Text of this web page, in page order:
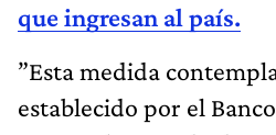
que ingresan al país.
”Esta medida
establecido por el